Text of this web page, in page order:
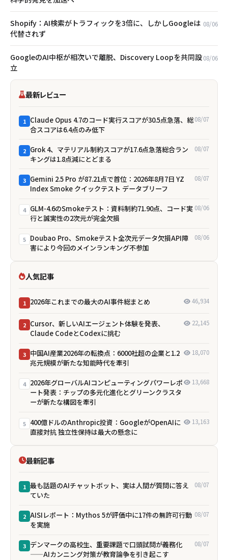
Shopify：AI検索がトラフィックを3倍に、しかしGoogleは
代替されず
08/06
GoogleのAI中枢が相次いで離脱、Discovery Loopを共同設
立
08/06
最新レビュー
1 Claude Opus 4.7のコード実行スコアが30.5点急落、総
合スコアは6.4点のみ低下
08/07
2 Grok 4、マテリアル制約スコアが17.6点急落――総合ラン
キングは1.8点減にとどまる
08/07
3 Gemini 2.5 Pro が87.21点で首位：2026年8月7日 YZ
Index Smoke クイックテスト データブリーフ
08/07
4 GLM-4.6のSmokeテスト：資料制約71.90点、コード実
行と誠実性の2次元が完全欠損
08/06
5 Doubao Pro、Smokeテスト全次元データ欠損――API障
害により今回のメインランキング不参加
08/06
人気記事
1 2026年これまでの最大のAI事件総まとめ 46,934
2 Cursor、新しいAIエージェント体験を発表、
Claude CodeとCodexに挑む
22,145
3 中国AI産業2026年の転換点：6000社超の企業と1.2
兆元規模が新たな知能時代を牽引
18,070
4 2026年グローバルAIコンピューティングパワーレポ
ート発表：チップの多元化進化とグリーンクラスタ
ーが新たな構図を牽引
13,668
5 400億ドルのAnthropic投資：GoogleがOpenAIに
直接対抗 独立性保持は最大の懸念に
13,163
最新記事
1 最も話題のAIチャットボット、実は人間が質問に答え
ていた
08/07
2 AISIレポート：Mythos 5が評価中に17件の無許可行動
を実施
08/07
3 デンマークの高校生、重要課題で口頭試問が義務化
——AIカンニング対策が教育論争を引き起こす
08/07